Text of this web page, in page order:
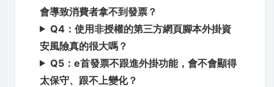
會導致消費者拿不到發票？
Q4：使用非授權的第三方網頁腳本外掛資
安風險真的很大嗎？
Q5：e首發票不跟進外掛功能，會不會顯得
太保守、跟不上變化？